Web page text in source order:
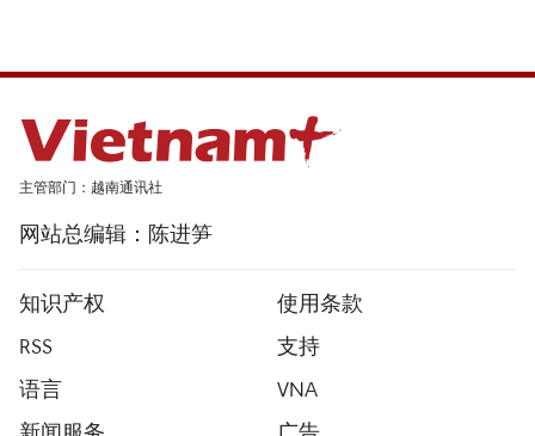
主管部门：越南通讯社
网站总编辑：陈进笋
知识产权
使用条款
RSS
支持
语言
VNA